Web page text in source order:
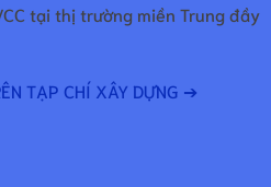
tại thị trường miền Trung đầy
TẠP CHÍ XÂY DỰNG ➔